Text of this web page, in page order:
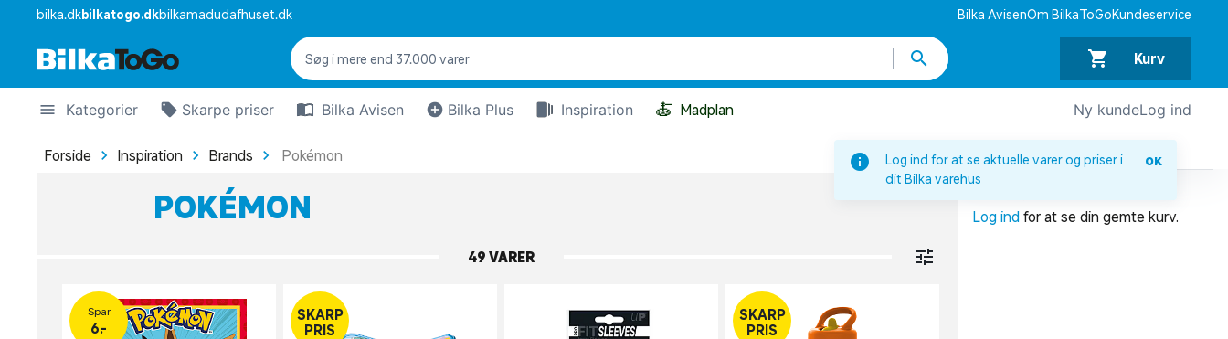
Log ind for at se aktuelle varer og priser i
dit Bilka varehus
OK
bilka.dkbilkatogo.dkbilkamadudafhuset.dk Bilka AvisenOm BilkaToGoKundeservice
Kurv
Kategorier Skarpe priser Bilka Avisen Bilka Plus Inspiration 🍝 Madplan Ny kundeLog ind
Log ind for at se din gemte kurv.
Forside Inspiration Brands Pokémon
POKÉMON
49 VARER
Spar
6.-
SKARP
PRIS
SKARP
PRIS